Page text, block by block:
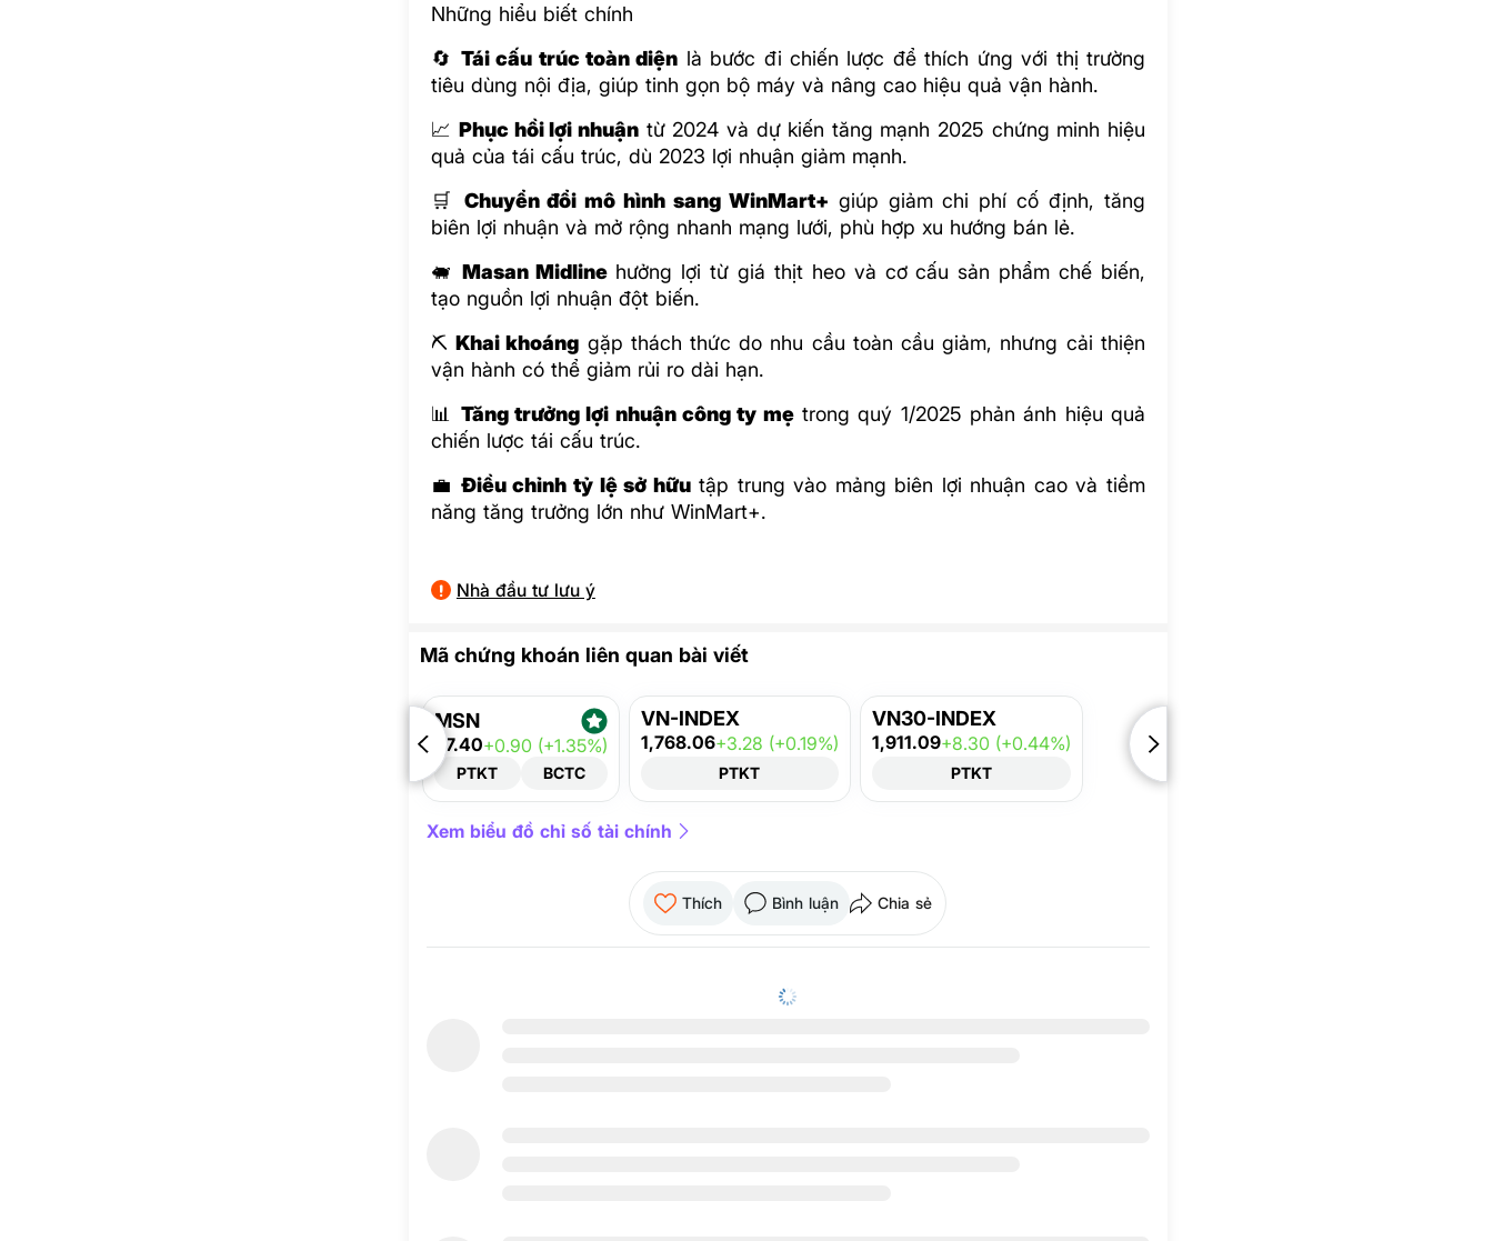
Những hiểu biết chính
🔄 Tái cấu trúc toàn diện là bước đi chiến lược để thích ứng với thị trường
tiêu dùng nội địa, giúp tinh gọn bộ máy và nâng cao hiệu quả vận hành.
📈Phục hồi lợi nhuận từ 2024 và dự kiến tăng mạnh 2025 chứng minh hiệu
quả của tái cấu trúc, dù 2023 lợi nhuận giảm mạnh.
🛒 Chuyển đổi mô hình sang WinMart+ giúp giảm chi phí cố định, tăng
biên lợi nhuận và mở rộng nhanh mạng lưới, phù hợp xu hướng bán lẻ.
🐖 Masan Midlinehưởng lợi từ giá thịt heo và cơ cấu sản phẩm chế biến,
tạo nguồn lợi nhuận đột biến.
⛏️Khai khoáng gặp thách thức do nhu cầu toàn cầu giảm, nhưng cải thiện
vận hành có thể giảm rủi ro dài hạn.
📊 Tăng trưởng lợi nhuận công ty mẹtrong quý 1/2025 phản ánh hiệu quả
chiến lược tái cấu trúc.
💼 Điều chỉnh tỷ lệ sở hữutập trung vào mảng biên lợi nhuận cao và tiềm
năng tăng trưởng lớn như WinMart+.
Nhà đầu tư lưu ý
Mã chứng khoán liên quan bài viết
MSN
67.40+0.90 (+1.35%)
PTKT BCTC
VN-INDEX
1,768.06+3.28 (+0.19%)
PTKT
VN30-INDEX
1,911.09+8.30 (+0.44%)
PTKT
Xem biểu đồ chỉ số tài chính
Thích Bình luận Chia sẻ